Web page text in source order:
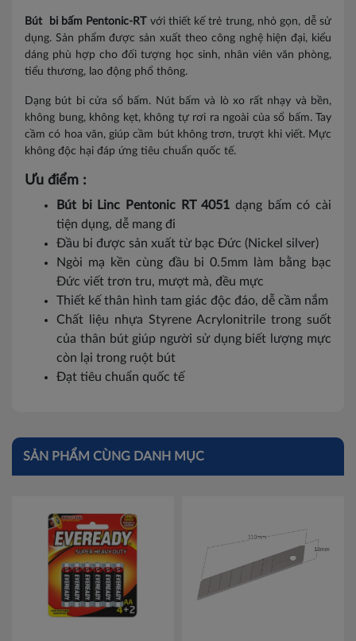
Bút bi bấm Pentonic-RT
với thiết kế trẻ trung, nhỏ gọn, dễ sử
dụng. Sản phẩm được sản xuất theo công nghệ hiện đại, kiểu
dáng phù hợp cho đối tượng học sinh, nhân viên văn phòng,
tiểu thương, lao động phổ thông.
Dạng bút bi cửa sổ bấm. Nút bấm và lò xo rất nhạy và bền,
không bung, không kẹt, không tự rơi ra ngoài của sổ bấm. Tay
cầm có hoa văn, giúp cầm bút không trơn, trượt khi viết. Mực
không độc hại đáp ứng tiêu chuẩn quốc tế.
Ưu điểm :
Bút bi Linc Pentonic RT 4051 dạng bấm có cài
tiện dụng, dễ mang đi
Đầu bi được sản xuất từ bạc Đức (Nickel silver)
Ngòi mạ kền cùng đầu bi 0.5mm làm bằng bạc
Đức viết trơn tru, mượt mà, đều mực
Thiết kế thân hình tam giác độc đáo, dễ cầm nắm
Chất liệu nhựa Styrene Acrylonitrile trong suốt
của thân bút giúp người sử dụng biết lượng mực
còn lại trong ruột bút
Đạt tiêu chuẩn quốc tế
SẢN PHẨM CÙNG DANH MỤC